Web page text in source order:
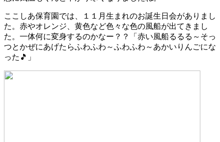
ここしあ保育園では、１１月生まれのお誕生日会がありまし
た。赤やオレンジ、黄色など色々な色の風船が出てきまし
た。一体何に変身するのかなー？？「赤い風船るるる～そっ
つとかぜにあげたらふわふわ～ふわふわ～あかいりんごにな
った🎵」